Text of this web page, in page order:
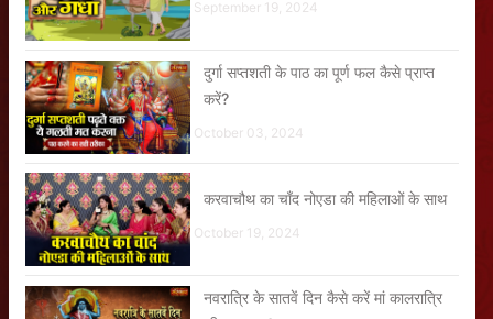
September 19, 2024
दुर्गा सप्तशती के पाठ का पूर्ण फल कैसे प्राप्त
करें?
October 03, 2024
करवाचौथ का चाँद नोएडा की महिलाओं के साथ
October 19, 2024
नवरात्रि के सातवें दिन कैसे करें मां कालरात्रि